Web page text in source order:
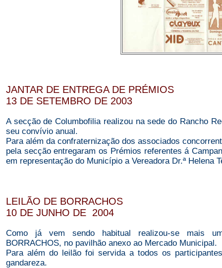
JANTAR DE ENTREGA DE PRÉMIOS
13 DE SETEMBRO DE 2003
A secção de Columbofilia realizou na sede do Rancho
seu convívio anual.
Para além da confraternização dos associados
pela secção entregaram os Prémios referentes á
em representação do Município a Vereadora Dr.ª Helena
LEILÃO DE BORRACHOS
10 DE JUNHO DE 2004
Como já vem sendo habitual realizou-se mais
BORRACHOS, no pavilhão anexo ao Mercado Municipal.
Para além do leilão foi servida a todos os
gandareza.